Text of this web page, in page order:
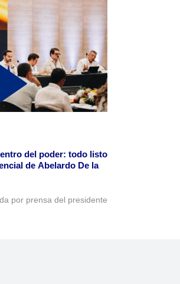
del poder: todo listo
de Abelardo De la
por prensa del presidente